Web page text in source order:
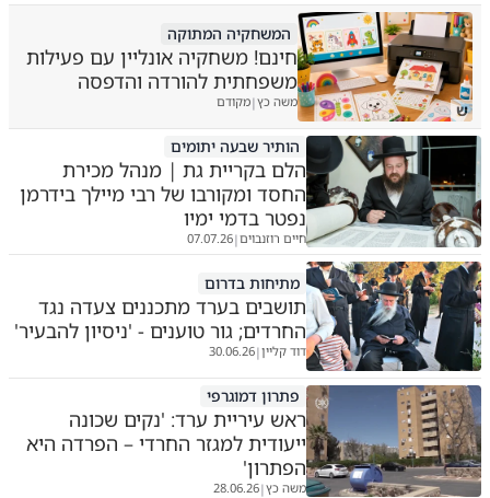
ש
המשחקיה המתוקה
חינם! משחקיה אונליין עם פעילות
משפחתית להורדה והדפסה
משה כץ|מקודם
הותיר שבעה יתומים
הלם בקריית גת | מנהל מכירת
החסד ומקורבו של רבי מיילך בידרמן
נפטר בדמי ימיו
חיים רוזנבוים|
07.07.26
מתיחות בדרום
תושבים בערד מתכננים צעדה נגד
החרדים; גור טוענים - 'ניסיון להבעיר'
דוד קליין|
30.06.26
פתרון דמוגרפי
ראש עיריית ערד: 'נקים שכונה
ייעודית למגזר החרדי – הפרדה היא
הפתרון'
משה כץ|
28.06.26